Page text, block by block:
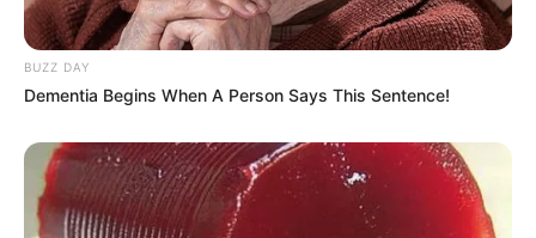
BUZZ DAY
Dementia Begins When A Person Says This Sentence!